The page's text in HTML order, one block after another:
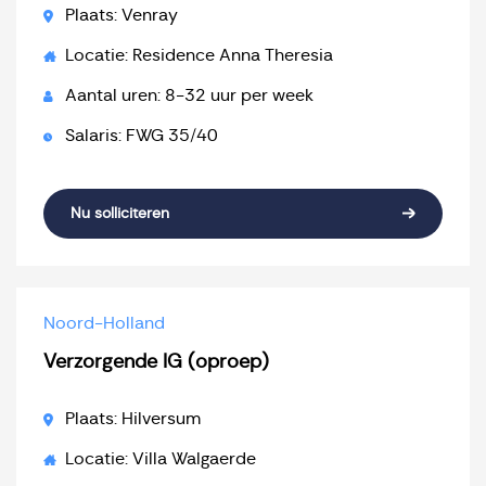
Plaats: Venray
Locatie: Residence Anna Theresia
Aantal uren: 8-32 uur per week
Salaris: FWG 35/40
Nu solliciteren
Noord-Holland
Verzorgende IG (oproep)
Plaats: Hilversum
Locatie: Villa Walgaerde